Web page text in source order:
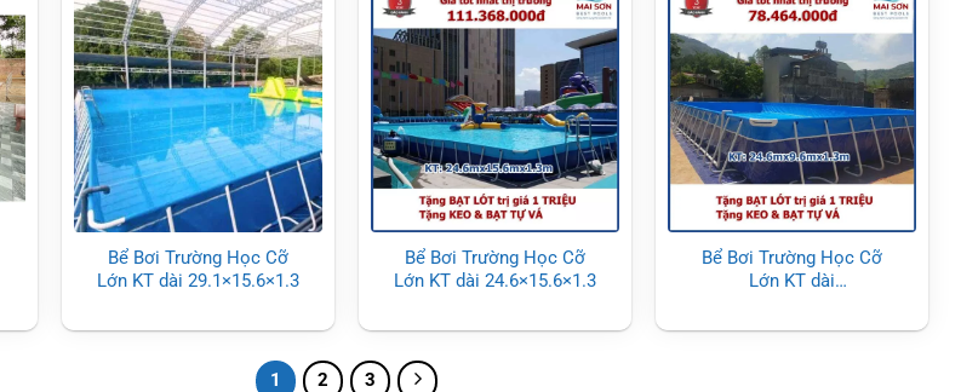
Bể Bơi Trường Học Cỡ
Lớn KT dài 29.1×15.6×1.3
Bể Bơi Trường Học Cỡ
Lớn KT dài 24.6×15.6×1.3
Bể Bơi Trường Học Cỡ
Lớn KT dài
1 2 3